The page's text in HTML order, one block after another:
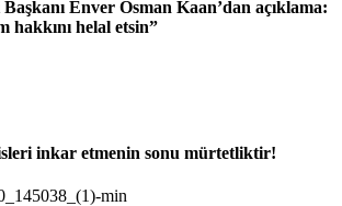
Enver Osman Kaan’dan açıklama:
helal etsin”